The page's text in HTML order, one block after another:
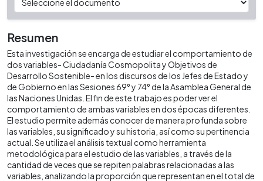
Resumen
Esta investigación se encarga de estudiar el comportamiento de
dos variables- Ciudadanía Cosmopolita y Objetivos de
Desarrollo Sostenible- en los discursos de los Jefes de Estado y
de Gobierno en las Sesiones 69° y 74° de la Asamblea General de
las Naciones Unidas. El fin de este trabajo es poder ver el
comportamiento de ambas variables en dos épocas diferentes.
El estudio permite además conocer de manera profunda sobre
las variables, su significado y su historia, así como su pertinencia
actual. Se utiliza el análisis textual como herramienta
metodológica para el estudio de las variables, a través de la
cantidad de veces que se repiten palabras relacionadas a las
variables, analizando la proporción que representan en el total de